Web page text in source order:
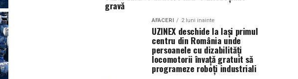
gravă
AFACERI 2 luni inainte
UZINEX deschide la Iași primul
centru din România unde
persoanele cu dizabilități
locomotorii învață gratuit să
programeze roboți industriali